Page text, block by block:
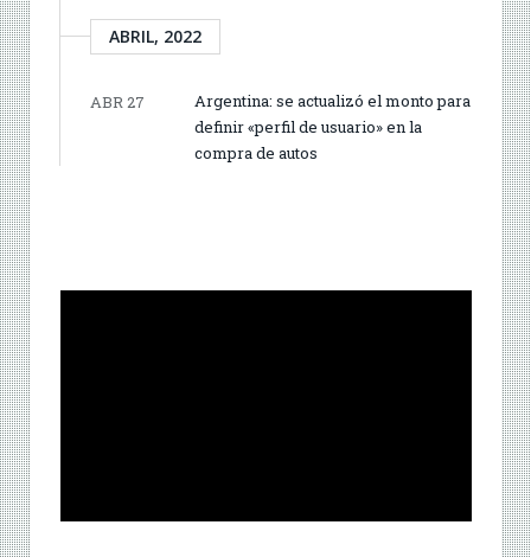
ABRIL, 2022
ABR 27
Argentina: se actualizó el monto para
definir «perfil de usuario» en la
compra de autos